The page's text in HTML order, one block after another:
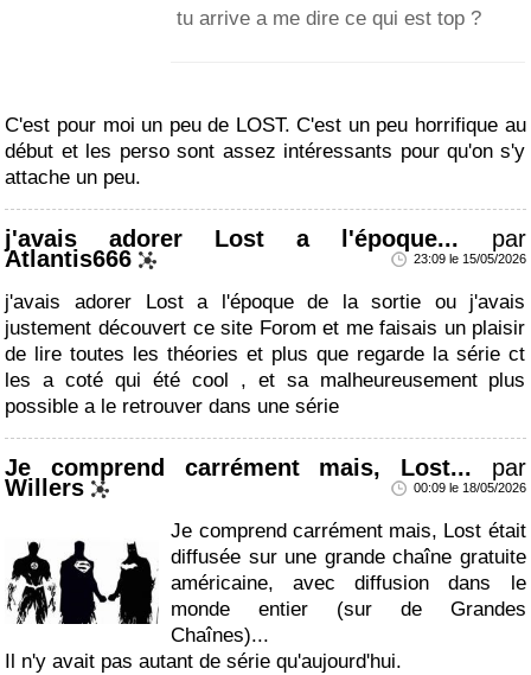
tu arrive a me dire ce qui est top ?
C'est pour moi un peu de LOST. C'est un peu horrifique au
début et les perso sont assez intéressants pour qu'on s'y
attache un peu.
j'avais adorer Lost a l'époque... par
Atlantis666 23:09 le 15/05/2026
j'avais adorer Lost a l'époque de la sortie ou j'avais
justement découvert ce site Forom et me faisais un plaisir
de lire toutes les théories et plus que regarde la série ct
les a coté qui été cool , et sa malheureusement plus
possible a le retrouver dans une série
Je comprend carrément mais, Lost... par
Willers 00:09 le 18/05/2026
Je comprend carrément mais, Lost était
diffusée sur une grande chaîne gratuite
américaine, avec diffusion dans le
monde entier (sur de Grandes
Chaînes)...
Il n'y avait pas autant de série qu'aujourd'hui.